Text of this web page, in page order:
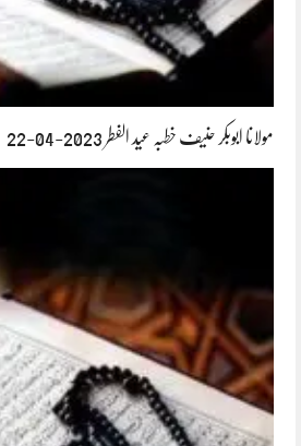
مولانا ابوبکر حنیف خطبہ عید الفطر 2023-04-22